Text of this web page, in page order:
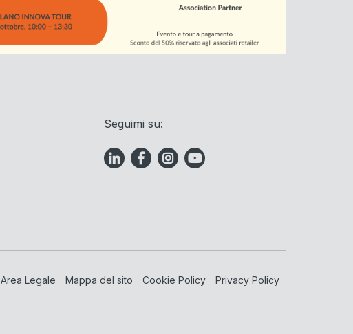
Seguimi su:
Area Legale Mappa del sito Cookie Policy Privacy Policy